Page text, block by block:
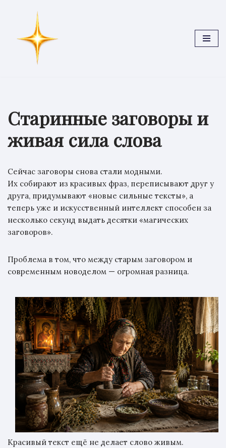
Перейти
содержимому
Старинные заговоры и
живая сила слова
Сейчас заговоры снова стали модными.
Их собирают из красивых фраз, переписывают друг у
друга, придумывают «новые сильные тексты», а
теперь уже и искусственный интеллект способен за
несколько секунд выдать десятки «магических
заговоров».
Проблема в том, что между старым заговором и
современным новоделом — огромная разница.
Красивый текст ещё не делает слово живым.